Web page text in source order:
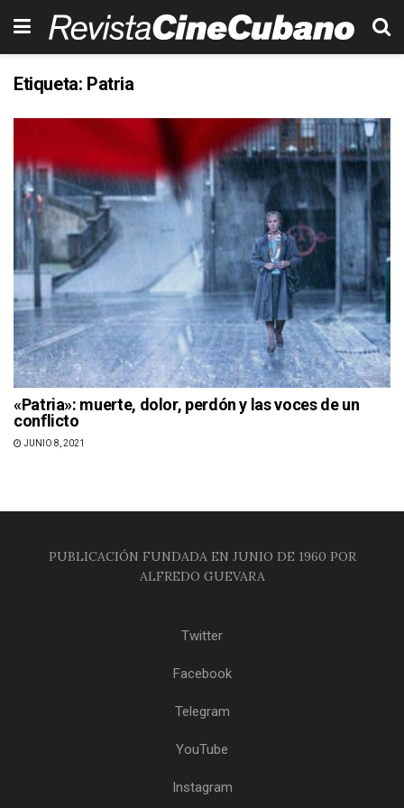
Etiqueta: Patria
«Patria»: muerte, dolor, perdón y las voces de un
conflicto
JUNIO 8, 2021
PUBLICACIÓN FUNDADA EN JUNIO DE 1960 POR
ALFREDO GUEVARA
Twitter
Facebook
Telegram
YouTube
Instagram